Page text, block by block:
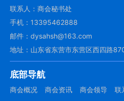
联系人：商会秘书处
手机：13395462888
邮件：dysahsh@163.com
地址：山东省东营市东营区西四路
底部导航
商会概况 商会资讯 商会领导
联